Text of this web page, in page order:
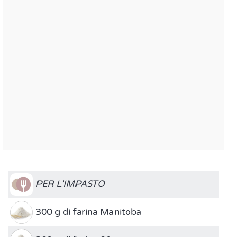
PER L'IMPASTO
300 g di farina Manitoba